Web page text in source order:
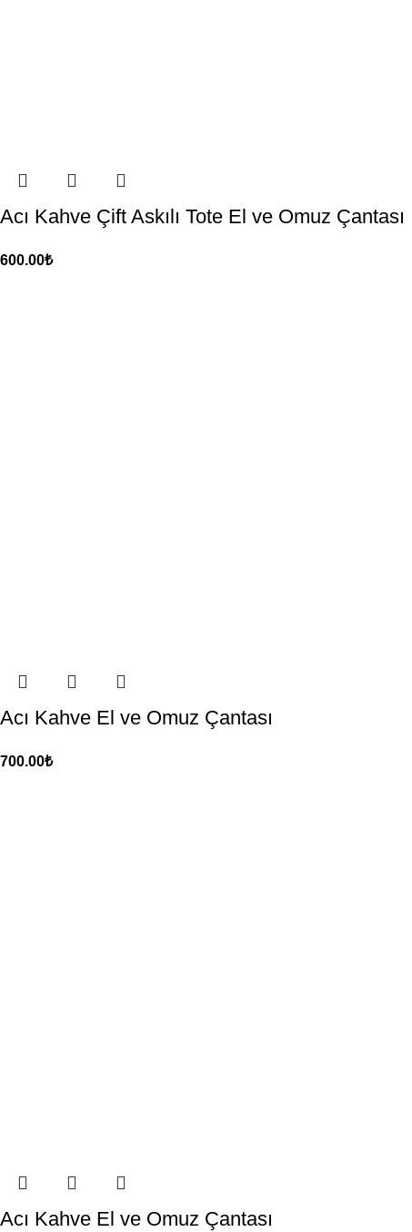
Acı Kahve Çift Askılı Tote El ve Omuz Çantası
600.00₺
Acı Kahve El ve Omuz Çantası
700.00₺
Acı Kahve El ve Omuz Çantası